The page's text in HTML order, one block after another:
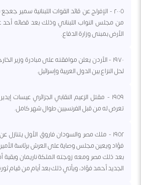
٢٠٠٥ - الإفراج عن قائد القوات اللبنانية سمير
من مجلس النواب اللبناني وذلك بعد قضائه
الأرض بمبنى وزارة الدفاع.
١٩٧٠ - الأردن يعلن موافقته على مبادرة وزير
لحل النزاع بين الدول العربية وإسرائيل.
١٩٥٩ - مقتل الزعيم النقابي الجزائري عيسات
تعرض له من قبل الفرنسيين طوال شهر كامل.
١٩٥٢ - ملك مصر والسودان فاروق الأول يتنازل
فؤاد ويعين مجلس وصاية على العرش برئاسة
بعد ذلك مصر ومعه زوجته الملكة ناريمان وبقية
الجديد أحمد فؤاد، ويأتي ذلك بعد أيام من قيام ثورة ٢٣